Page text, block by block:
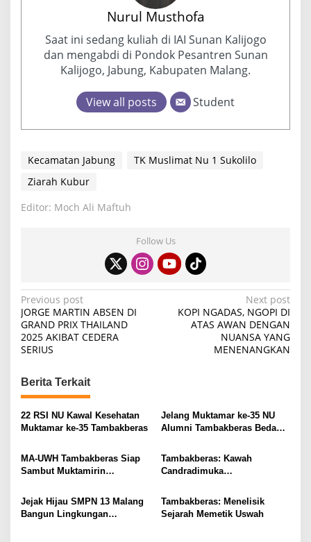
Nurul Musthofa
Saat ini sedang kuliah di IAI Sunan Kalijogo
dan mengabdi di Pondok Pesantren Sunan
Kalijogo, Jabung, Kabupaten Malang.
View all posts Student
Kecamatan Jabung
TK Muslimat Nu 1 Sukolilo
Ziarah Kubur
Editor: Moch Ali Maftuh
Follow Us
P
o
s
n
a
v
g
a
t
i
Previous post
JORGE MARTIN ABSEN DI
GRAND PRIX THAILAND
2025 AKIBAT CEDERA
SERIUS
Next post
KOPI NGADAS, NGOPI DI
ATAS AWAN DENGAN
NUANSA YANG
MENENANGKAN
Berita Terkait
22 RSI NU Kawal Kesehatan
Muktamar ke-35 Tambakberas
Jelang Muktamar ke-35 NU
Alumni Tambakberas Bedah
MA-UWH Tambakberas Siap
Sambut Muktamirin
Tambakberas: Kawah
Candradimuka
Ulama
Jejak Hijau SMPN 13 Malang
Bangun Lingkungan
Tambakberas: Menelisik
Sejarah Memetik Uswah